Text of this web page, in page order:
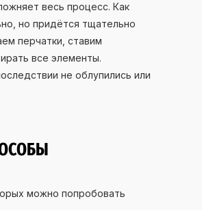
весь процесс. Как
но придётся тщательно
перчатки, ставим
все элементы.
не облупились или
можно попробовать